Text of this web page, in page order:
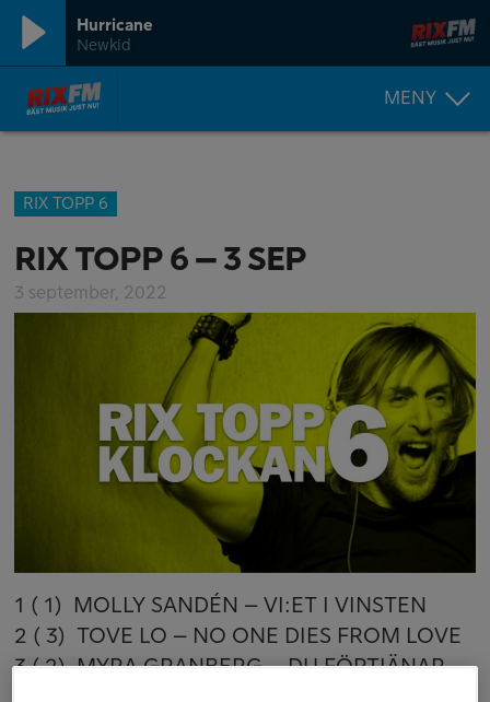
Hurricane
Newkid
MENY
RIX TOPP 6
RIX TOPP 6 – 3 SEP
3 september, 2022
1 ( 1) MOLLY SANDÉN – VI:ET I VINSTEN
2 ( 3) TOVE LO – NO ONE DIES FROM LOVE
3 ( 2) MYRA GRANBERG – DU FÖRTJÄNAR